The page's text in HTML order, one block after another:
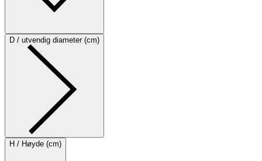
D / utvendig diameter (cm)
H / Høyde (cm)